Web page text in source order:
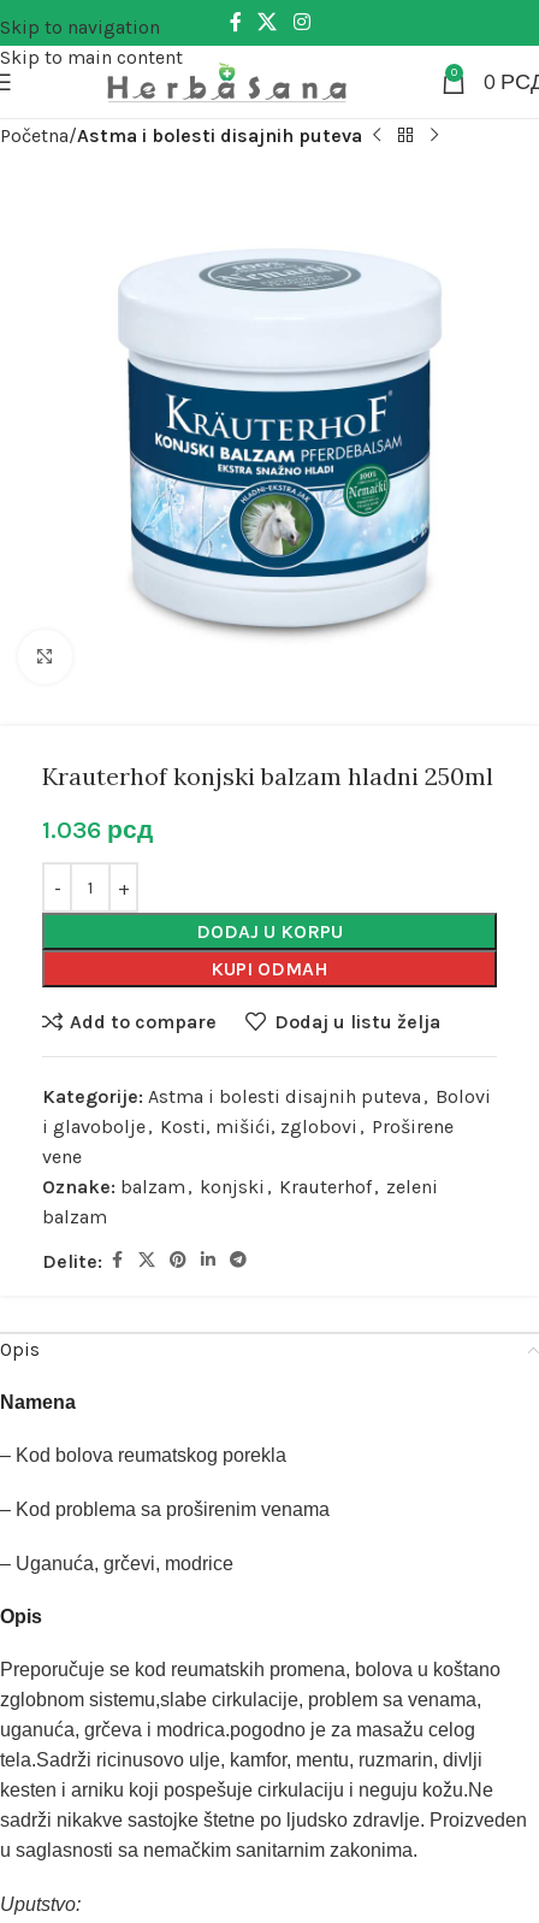
Skip to navigation
Skip to main content
0 0
Početna Astma i bolesti disajnih puteva
Krauterhof konjski balzam hladni 250ml
1.036 рсд
DODAJ U KORPU
KUPI ODMAH
Add to compare Dodaj u listu želja
Kategorije: Astma i bolesti disajnih puteva , Bolovi
i glavobolje, Kosti, mišići, zglobovi , Proširene
vene
Oznake: balzam , konjski , Krauterhof, zeleni
balzam
Delite:
Opis
Namena
– Kod bolova reumatskog porekla
– Kod problema sa proširenim venama
– Uganuća, grčevi, modrice
Opis
Preporučuje se kod reumatskih promena, bolova u koštano
zglobnom sistemu,slabe cirkulacije, problem sa venama,
uganuća, grčeva i modrica.pogodno je za masažu celog
tela.Sadrži ricinusovo ulje, kamfor, mentu, ruzmarin, divlji
kesten i arniku koji pospešuje cirkulaciju i neguju kožu.Ne
sadrži nikakve sastojke štetne po ljudsko zdravlje. Proizveden
u saglasnosti sa nemačkim sanitarnim zakonima.
Uputstvo: